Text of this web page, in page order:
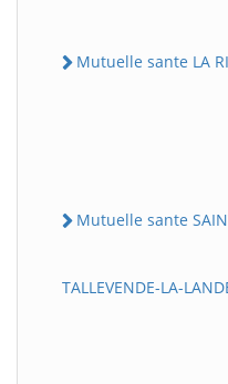
Mutuelle sante LA
Mutuelle sante
TALLEVENDE-LA-